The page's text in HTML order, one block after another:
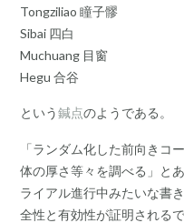
Tongziliao 瞳子髎
Sibai 四白
Muchuang 目窗
Hegu 合谷
という鍼点のようである。
「ランダム化した前向きコ
体の厚さ等々を調べる」と
ライアル進行中みたいな書
全性と有効性が証明される